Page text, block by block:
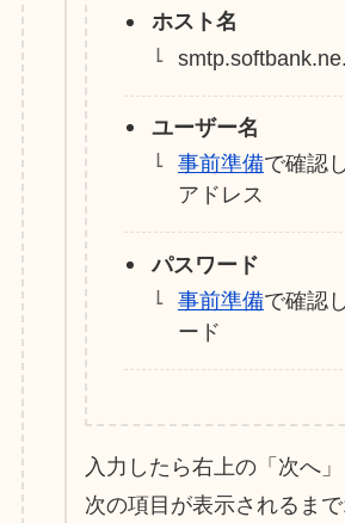
ホスト名
ユーザー名
事前準備で確認
アドレス
パスワード
事前準備で確認
ード
入力したら右上の「次へ」
次の項目が表示されるま